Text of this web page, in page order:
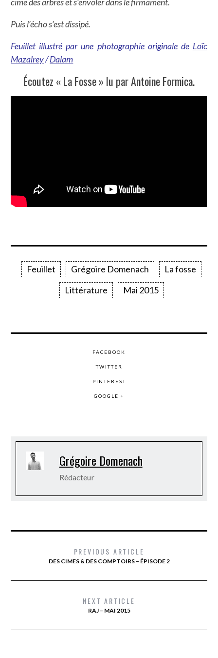
cime des arbres et s’envoler dans le firmament.
Puis l’écho s’est dissipé.
Feuillet illustré par une photographie originale de Loïc
Mazalrey/Dalam
Écoutez « La Fosse » lu par Antoine Formica.
Feuillet Grégoire Domenach
La fosse
Littérature
Mai 2015
FACEBOOK
TWITTER
PINTEREST
GOOGLE +
Grégoire Domenach
Rédacteur
PREVIOUS ARTICLE
DES CIMES & DES COMPTOIRS – ÉPISODE 2
NEXT ARTICLE
RAJ – MAI 2015